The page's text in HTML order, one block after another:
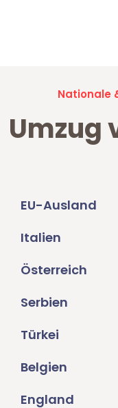
Nationale
Umzug
EU-Ausland
Italien
Österreich
Serbien
Türkei
Belgien
England